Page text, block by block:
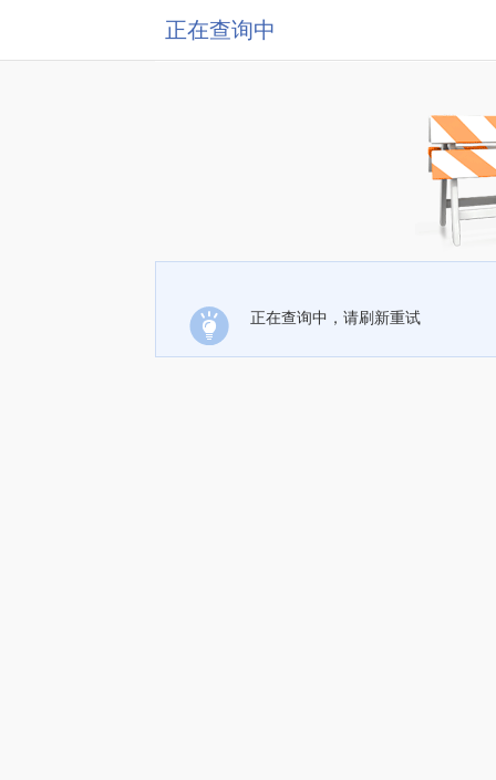
正在查询中
正在查询中，请刷新重试